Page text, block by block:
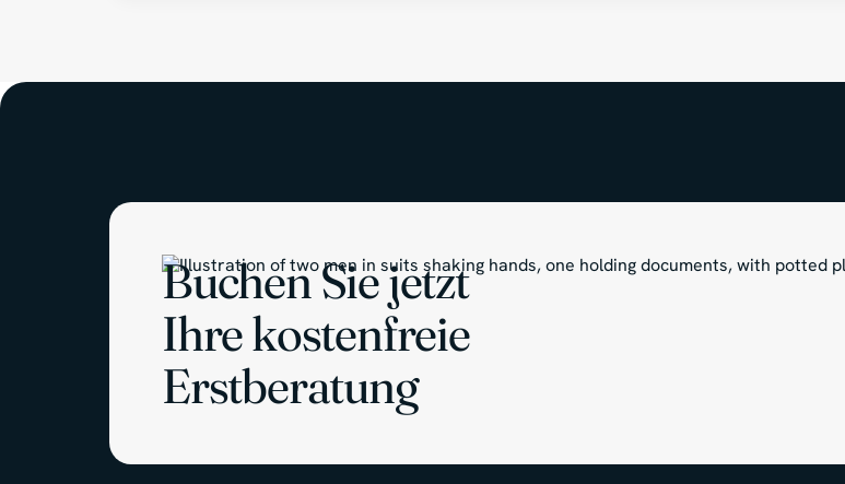
Buchen Sie jetzt
Ihre kostenfreie
Erstberatung